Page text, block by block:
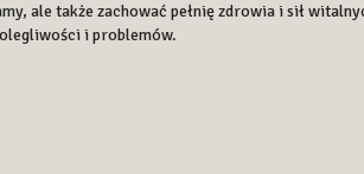
ale także zachować pełnię zdrowia i sił
i problemów.